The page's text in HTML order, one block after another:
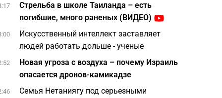
Стрельба в школе Таиланда – есть
погибшие, много раненых (ВИДЕО)
Искусственный интеллект заставляет
людей работать дольше - ученые
Новая угроза с воздуха – почему Израиль
опасается дронов-камикадзе
Семья Нетаниягу под серьезными